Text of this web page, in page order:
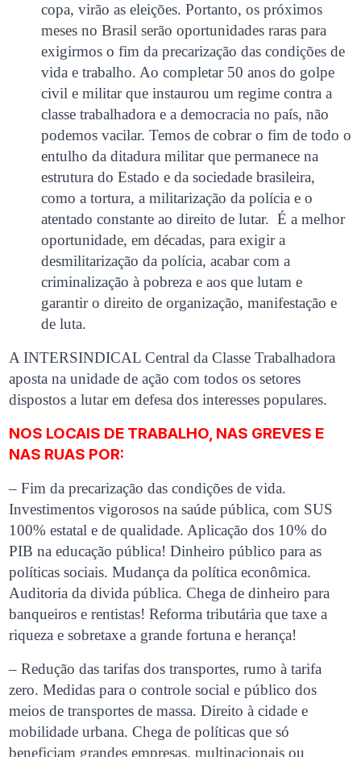
copa, virão as eleições. Portanto, os próximos
meses no Brasil serão oportunidades raras para
exigirmos o fim da precarização das condições de
vida e trabalho. Ao completar 50 anos do golpe
civil e militar que instaurou um regime contra a
classe trabalhadora e a democracia no país, não
podemos vacilar. Temos de cobrar o fim de todo o
entulho da ditadura militar que permanece na
estrutura do Estado e da sociedade brasileira,
como a tortura, a militarização da polícia e o
atentado constante ao direito de lutar. É a melhor
oportunidade, em décadas, para exigir a
desmilitarização da polícia, acabar com a
criminalização à pobreza e aos que lutam e
garantir o direito de organização, manifestação e
de luta.
A INTERSINDICAL Central da Classe Trabalhadora
aposta na unidade de ação com todos os setores
dispostos a lutar em defesa dos interesses populares.
NOS LOCAIS DE TRABALHO, NAS GREVES E
NAS RUAS POR:
– Fim da precarização das condições de vida.
Investimentos vigorosos na saúde pública, com SUS
100% estatal e de qualidade. Aplicação dos 10% do
PIB na educação pública! Dinheiro público para as
políticas sociais. Mudança da política econômica.
Auditoria da divida pública. Chega de dinheiro para
banqueiros e rentistas! Reforma tributária que taxe a
riqueza e sobretaxe a grande fortuna e herança!
– Redução das tarifas dos transportes, rumo à tarifa
zero. Medidas para o controle social e público dos
meios de transportes de massa. Direito à cidade e
mobilidade urbana. Chega de políticas que só
beneficiam grandes empresas, multinacionais ou